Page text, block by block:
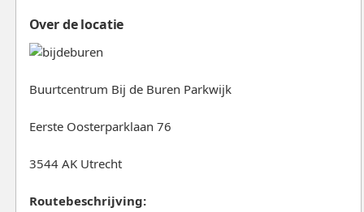
Over de locatie
Buurtcentrum Bij de Buren Parkwijk
Eerste Oosterparklaan 76
3544 AK Utrecht
Routebeschrijving: